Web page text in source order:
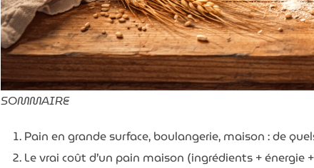
SOMMAIRE
Pain en grande surface, boulangerie, maison : de
Le vrai coût d’un pain maison (ingrédients + énergie